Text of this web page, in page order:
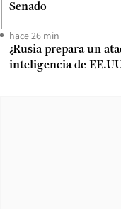
Senado
hace 26 min
¿Rusia prepara un
inteligencia de